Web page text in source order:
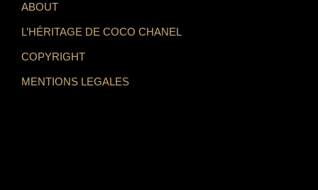
ABOUT
L’HÉRITAGE DE COCO CHANEL
COPYRIGHT
MENTIONS LEGALES